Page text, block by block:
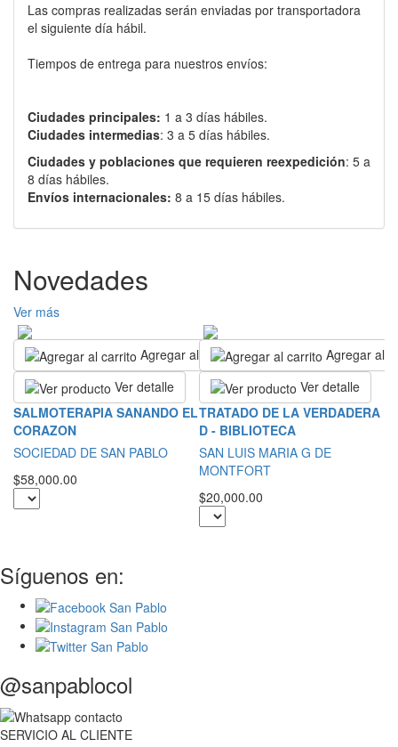
Las compras realizadas serán enviadas por transportadora
el siguiente día hábil.
Tiempos de entrega para nuestros envíos:
Ciudades principales: 1 a 3 días hábiles.
Ciudades intermedias: 3 a 5 días hábiles.
Ciudades y poblaciones que requieren reexpedición: 5 a
8 días hábiles.
Envíos internacionales: 8 a 15 días hábiles.
Novedades
Ver más
Agregar al carrito
Ver detalle
SALMOTERAPIA SANANDO EL
CORAZON
SOCIEDAD DE SAN PABLO
$58,000.00
Agregar al
Ver detalle
TRATADO DE LA VERDADERA
D - BIBLIOTECA
SAN LUIS MARIA G DE
MONTFORT
$20,000.00
Síguenos en:
@sanpablocol
SERVICIO AL CLIENTE